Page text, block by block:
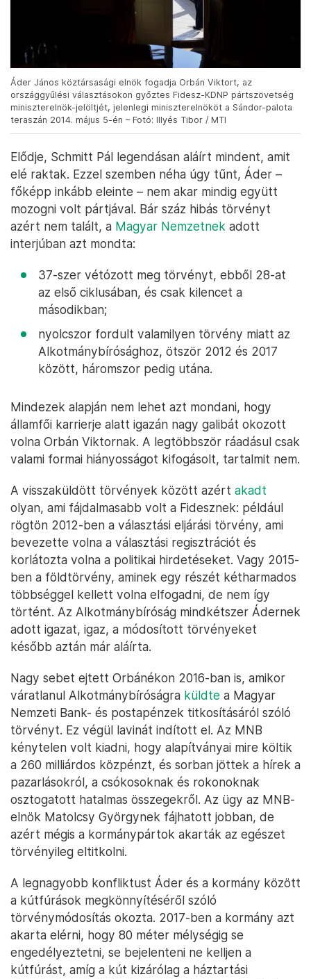
Áder János köztársasági elnök fogadja Orbán Viktort, az
országgyűlési választásokon győztes Fidesz-KDNP pártszövetség
miniszterelnök-jelöltjét, jelenlegi miniszterelnököt a Sándor-palota
teraszán 2014. május 5-én – Fotó: Illyés Tibor / MTI
Elődje, Schmitt Pál legendásan aláírt mindent, amit
elé raktak. Ezzel szemben néha úgy tűnt, Áder –
főképp inkább eleinte – nem akar mindig együtt
mozogni volt pártjával. Bár száz hibás törvényt
azért nem talált, a Magyar Nemzetnek adott
interjúban azt mondta:
37-szer vétózott meg törvényt, ebből 28-at
az első ciklusában, és csak kilencet a
másodikban;
nyolcszor fordult valamilyen törvény miatt az
Alkotmánybírósághoz, ötször 2012 és 2017
között, háromszor pedig utána.
Mindezek alapján nem lehet azt mondani, hogy
államfői karrierje alatt igazán nagy galibát okozott
volna Orbán Viktornak. A legtöbbször ráadásul csak
valami formai hiányosságot kifogásolt, tartalmit nem.
A visszaküldött törvények között azért akadt
olyan, ami fájdalmasabb volt a Fidesznek: például
rögtön 2012-ben a választási eljárási törvény, ami
bevezette volna a választási regisztrációt és
korlátozta volna a politikai hirdetéseket. Vagy 2015-
ben a földtörvény, aminek egy részét kétharmados
többséggel kellett volna elfogadni, de nem így
történt. Az Alkotmánybíróság mindkétszer Ádernek
adott igazat, igaz, a módosított törvényeket
később aztán már aláírta.
Nagy sebet ejtett Orbánékon 2016-ban is, amikor
váratlanul Alkotmánybíróságra küldte a Magyar
Nemzeti Bank- és postapénzek titkosításáról szóló
törvényt. Ez végül lavinát indított el. Az MNB
kénytelen volt kiadni, hogy alapítványai mire költik
a 260 milliárdos közpénzt, és sorban jöttek a hírek a
pazarlásokról, a csókosoknak és rokonoknak
osztogatott hatalmas összegekről. Az ügy az MNB-
elnök Matolcsy Györgynek fájhatott jobban, de
azért mégis a kormánypártok akarták az egészet
törvényileg eltitkolni.
A legnagyobb konfliktust Áder és a kormány között
a kútfúrások megkönnyítéséről szóló
törvénymódosítás okozta. 2017-ben a kormány azt
akarta elérni, hogy 80 méter mélységig se
engedélyeztetni, se bejelenteni ne kelljen a
kútfúrást, amíg a kút kizárólag a háztartási